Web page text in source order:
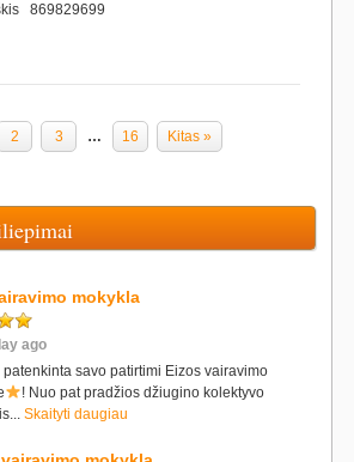
869829699
2 3 … 16 Kitas »
mokykla
ago
patenkinta savo patirtimi Eizos vairavimo
! Nuo pat pradžios džiugino kolektyvo
Skaityti daugiau